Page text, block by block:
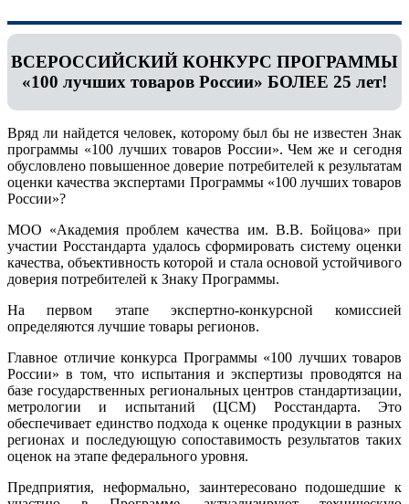
ВСЕРОССИЙСКИЙ КОНКУРС ПРОГРАММЫ
«100 лучших товаров России» БОЛЕЕ 25 лет!
Вряд ли найдется человек, которому был бы не известен Знак
программы «100 лучших товаров России». Чем же и сегодня
обусловлено повышенное доверие потребителей к результатам
оценки качества экспертами Программы «100 лучших товаров
России»?
МОО «Академия проблем качества им. В.В. Бойцова» при
участии Росстандарта удалось сформировать систему оценки
качества, объективность которой и стала основой устойчивого
доверия потребителей к Знаку Программы.
На первом этапе экспертно-конкурсной комиссией
определяются лучшие товары регионов.
Главное отличие конкурса Программы «100 лучших товаров
России» в том, что испытания и экспертизы проводятся на
базе государственных региональных центров стандартизации,
метрологии и испытаний (ЦCM) Росстандарта. Это
обеспечивает единство подхода к оценке продукции в разных
регионах и последующую сопоставимость результатов таких
оценок на этапе федерального уровня.
Предприятия, неформально, заинтересовано подошедшие к